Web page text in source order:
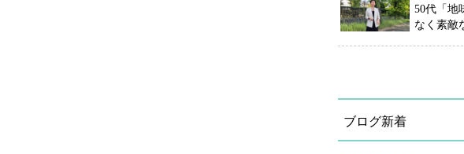
50代「地
なく素敵
ブログ新着